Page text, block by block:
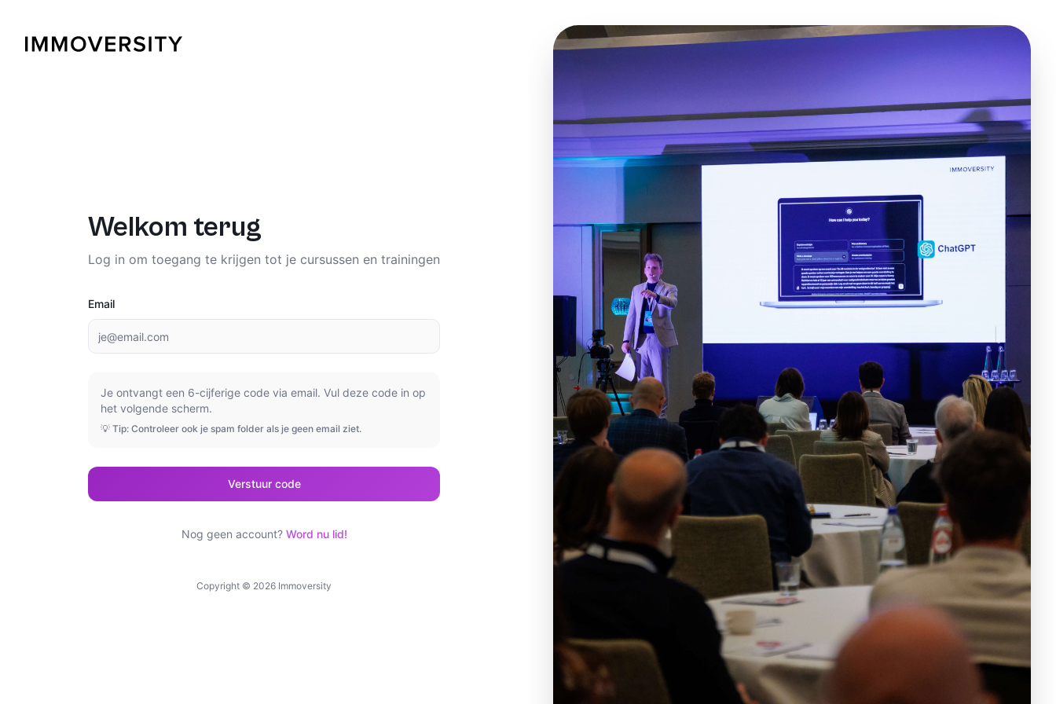
Welkom terug
Log in om toegang te krijgen tot je cursussen en trainingen
Email
Je ontvangt een 6-cijferige code via email. Vul deze code in op
het volgende scherm.
💡 Tip: Controleer ook je spam folder als je geen email ziet.
Verstuur code
Nog geen account? Word nu lid!
Copyright © 2026 Immoversity